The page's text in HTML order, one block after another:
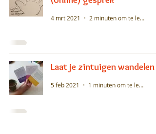
4 mrt 2021 2 minuten om te lezen
Laat je zintuigen wandelen
5 feb 2021 1 minuten om te lezen